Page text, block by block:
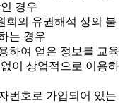
경우
회의 유권해석 상의 불
는 경우
하여 얻은 정보를 교육
이 상업적으로 이용하
번호로 가입되어 있는